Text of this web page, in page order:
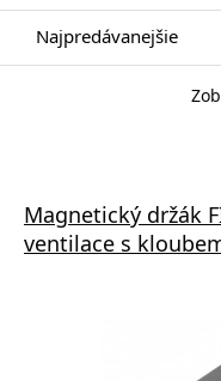
Najpredávanejšie
Magnetický držák
ventilace s